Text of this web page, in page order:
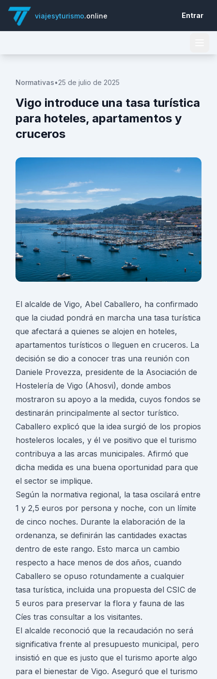
viajesyturismo.online Entrar
Normativas•25 de julio de 2025
Vigo introduce una tasa turística
para hoteles, apartamentos y
cruceros
El alcalde de Vigo, Abel Caballero, ha confirmado
que la ciudad pondrá en marcha una tasa turística
que afectará a quienes se alojen en hoteles,
apartamentos turísticos o lleguen en cruceros. La
decisión se dio a conocer tras una reunión con
Daniele Provezza, presidente de la Asociación de
Hostelería de Vigo (Ahosvi), donde ambos
mostraron su apoyo a la medida, cuyos fondos se
destinarán principalmente al sector turístico.
Caballero explicó que la idea surgió de los propios
hosteleros locales, y él ve positivo que el turismo
contribuya a las arcas municipales. Afirmó que
dicha medida es una buena oportunidad para que
el sector se implique.
Según la normativa regional, la tasa oscilará entre
1 y 2,5 euros por persona y noche, con un límite
de cinco noches. Durante la elaboración de la
ordenanza, se definirán las cantidades exactas
dentro de este rango. Esto marca un cambio
respecto a hace menos de dos años, cuando
Caballero se opuso rotundamente a cualquier
tasa turística, incluida una propuesta del CSIC de
5 euros para preservar la flora y fauna de las
Cíes tras consultar a los visitantes.
El alcalde reconoció que la recaudación no será
significativa frente al presupuesto municipal, pero
insistió en que es justo que el turismo aporte algo
para el bienestar de Vigo. Aseguró que el turismo